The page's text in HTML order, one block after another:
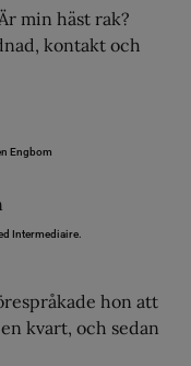
min häst rak?
kontakt och
Engbom
Intermediaire.
hon att
kvart, och sedan